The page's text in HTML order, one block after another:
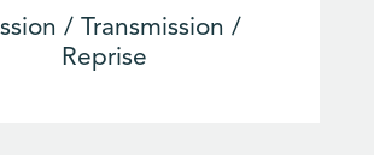
/ Transmission /
Reprise